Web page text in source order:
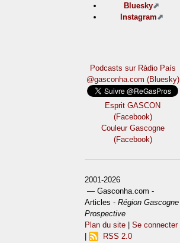
Bluesky
Instagram
Podcasts sur Ràdio País
@gasconha.com (Bluesky)
Esprit GASCON
(Facebook)
Couleur Gascogne
(Facebook)
2001-2026
— Gasconha.com -
Articles -Région Gascogne
Prospective
Plan du site |Se connecter
RSS 2.0